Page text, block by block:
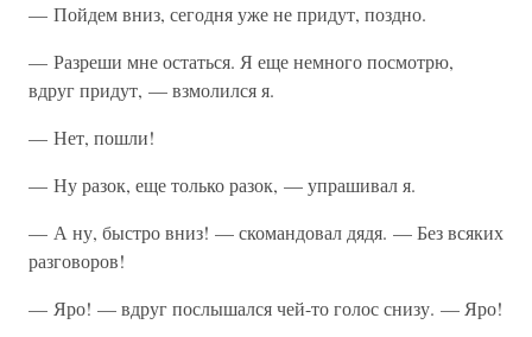
— Пойдем вниз, сегодня уже не придут, поздно.
— Разреши мне остаться. Я еще немного посмотрю,
вдруг придут, — взмолился я.
— Нет, пошли!
— Ну разок, еще только разок, — упрашивал я.
— А ну, быстро вниз! — скомандовал дядя. — Без всяких
разговоров!
— Яро! — вдруг послышался чей-то голос снизу. — Яро!